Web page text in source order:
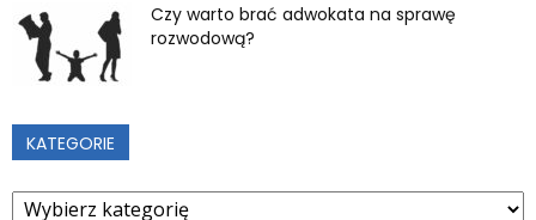
Czy warto brać adwokata na sprawę
rozwodową?
KATEGORIE
Kategorie